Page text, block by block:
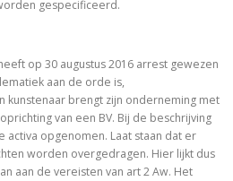
gespecificeerd.
op 30 augustus 2016 arrest gewezen
aan de orde is,
kunstenaar brengt zijn onderneming met
van een BV. Bij de beschrijving
activa opgenomen. Laat staan dat er
worden overgedragen. Hier lijkt dus
aan de vereisten van art 2 Aw. Het